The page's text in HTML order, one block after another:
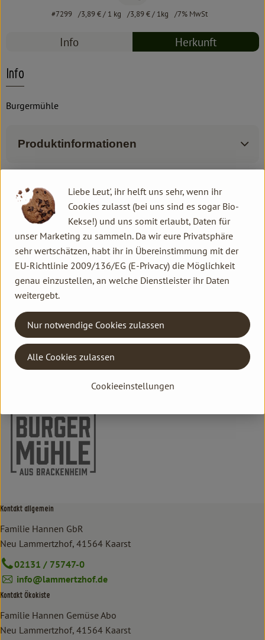
#7299 3,89 €/ 1 kg 3,89 €/ 1kg 7% MwSt
Info Herkunft
Info
Burgermühle
Produktinformationen
Zutaten
Produktdatenblatt
Herkunft
Hersteller: Burgermühle
Deutschland
Burgermühle
Kontakt allgemein
Familie Hannen GbR
Neu Lammertzhof, 41564 Kaarst
02131 / 75747-0
info@lammertzhof.de
Kontakt Ökokiste
Familie Hannen Gemüse Abo
Neu Lammertzhof, 41564 Kaarst
Liebe Leut', ihr helft uns sehr, wenn ihr
Cookies zulasst (bei uns sind es sogar Bio-
Kekse!) und uns somit erlaubt, Daten für
unser Marketing zu sammeln. Da wir eure Privatsphäre
sehr wertschätzen, habt ihr in Übereinstimmung mit der
EU-Richtlinie 2009/136/EG (E-Privacy) die Möglichkeit
genau einzustellen, an welche Dienstleister ihr Daten
weitergebt.
Cookieeinstellungen
Nur notwendige Cookies zulassen
Alle Cookies zulassen